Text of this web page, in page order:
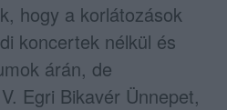
hogy a korlátozások
koncertek nélkül és
árán, de
Egri Bikavér Ünnepet,